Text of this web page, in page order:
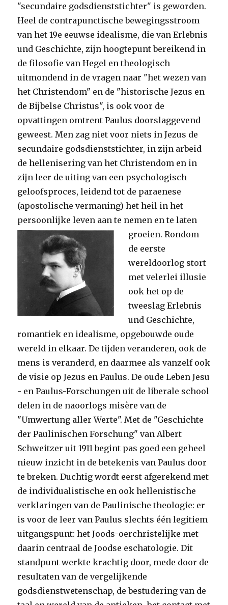
"secundaire godsdienststichter" is geworden.
Heel de contrapunctische bewegingsstroom
van het 19e eeuwse idealisme, die van Erlebnis
und Geschichte, zijn hoogtepunt bereikend in
de filosofie van Hegel en theologisch
uitmondend in de vragen naar "het wezen van
het Christendom" en de "historische Jezus en
de Bijbelse Christus", is ook voor de
opvattingen omtrent Paulus doorslaggevend
geweest. Men zag niet voor niets in Jezus de
secundaire godsdienststichter, in zijn arbeid
de hellenisering van het Christendom en in
zijn leer de uiting van een psychologisch
geloofsproces, leidend tot de paraenese
(apostolische vermaning) het heil in het
persoonlijke leven aan te nemen en te laten
groeien. Rondom
de eerste
wereldoorlog stort
met velerlei illusie
ook het op de
tweeslag Erlebnis
und Geschichte,
romantiek en idealisme, opgebouwde oude
wereld in elkaar. De tijden veranderen, ook de
mens is veranderd, en daarmee als vanzelf ook
de visie op Jezus en Paulus. De oude Leben Jesu
- en Paulus-Forschungen uit de liberale school
delen in de naoorlogs misère van de
"Umwertung aller Werte". Met de "Geschichte
der Paulinischen Forschung" van Albert
Schweitzer uit 1911 begint pas goed een geheel
nieuw inzicht in de betekenis van Paulus door
te breken. Duchtig wordt eerst afgerekend met
de individualistische en ook hellenistische
verklaringen van de Paulinische theologie: er
is voor de leer van Paulus slechts één legitiem
uitgangspunt: het Joods-oerchristelijke met
daarin centraal de Joodse eschatologie. Dit
standpunt werkte krachtig door, mede door de
resultaten van de vergelijkende
godsdienstwetenschap, de bestudering van de